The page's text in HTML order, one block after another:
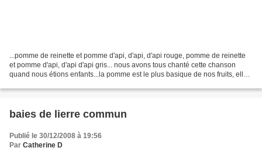
...pomme de reinette et pomme d'api, d'api, d'api rouge, pomme de reinette
et pomme d'api, d'api d'api gris... nous avons tous chanté cette chanson
quand nous étions enfants...la pomme est le plus basique de nos fruits, elle
baies de lierre commun
Publié le 30/12/2008 à 19:56
Par Catherine D